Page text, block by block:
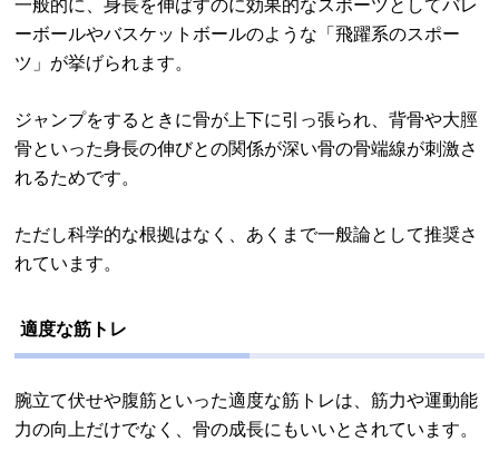
一般的に、身長を伸ばすのに効果的なスポーツとしてバレ
ーボールやバスケットボールのような「飛躍系のスポー
ツ」が挙げられます。
ジャンプをするときに骨が上下に引っ張られ、背骨や大脛
骨といった身長の伸びとの関係が深い骨の骨端線が刺激さ
れるためです。
ただし科学的な根拠はなく、あくまで一般論として推奨さ
れています。
適度な筋トレ
腕立て伏せや腹筋といった適度な筋トレは、筋力や運動能
力の向上だけでなく、骨の成長にもいいとされています。